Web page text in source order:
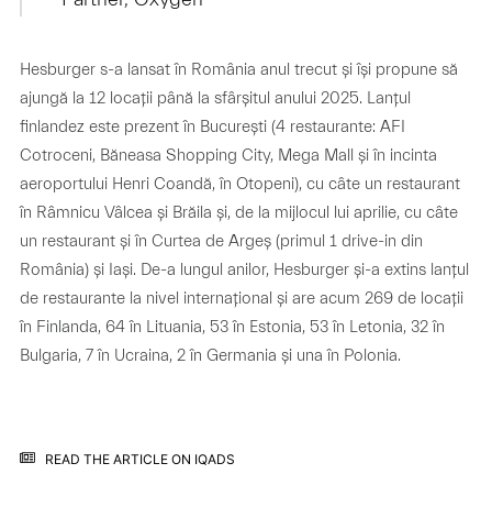
Hesburger s-a lansat în România anul trecut și își propune să
ajungă la 12 locații până la sfârșitul anului 2025. Lanțul
finlandez este prezent în București (4 restaurante: AFI
Cotroceni, Băneasa Shopping City, Mega Mall și în incinta
aeroportului Henri Coandă, în Otopeni), cu câte un restaurant
în Râmnicu Vâlcea și Brăila și, de la mijlocul lui aprilie, cu câte
un restaurant și în Curtea de Argeș (primul 1 drive-in din
România) și Iași. De-a lungul anilor, Hesburger și-a extins lanțul
de restaurante la nivel internațional și are acum 269 de locații
în Finlanda, 64 în Lituania, 53 în Estonia, 53 în Letonia, 32 în
Bulgaria, 7 în Ucraina, 2 în Germania și una în Polonia.
READ THE ARTICLE ON IQADS